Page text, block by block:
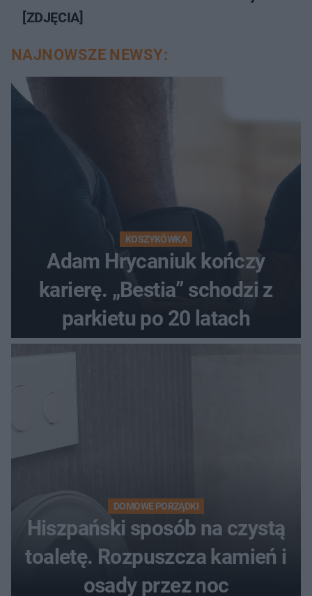
[ZDJĘCIA]
NAJNOWSZE NEWSY:
KOSZYKÓWKA
Adam Hrycaniuk kończy
karierę. „Bestia” schodzi z
parkietu po 20 latach
DOMOWE PORZĄDKI
Hiszpański sposób na czystą
toaletę. Rozpuszcza kamień i
osady przez noc